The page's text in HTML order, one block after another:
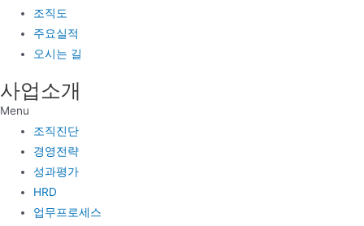
조직도
주요실적
오시는 길
사업소개
Menu
조직진단
경영전략
성과평가
HRD
업무프로세스